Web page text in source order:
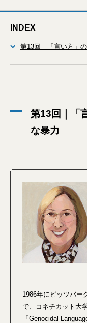
INDEX
第13回｜「言い方」
第13回｜「
な暴力
1986年にピッツバー
で、コネチカット大
「Genocidal